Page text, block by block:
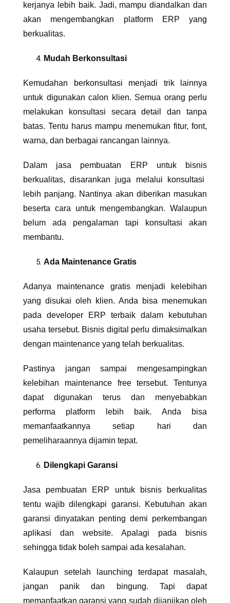
kerjanya lebih baik. Jadi, mampu diandalkan dan
akan mengembangkan platform ERP yang
berkualitas.
Mudah Berkonsultasi
Kemudahan berkonsultasi menjadi trik lainnya
untuk digunakan calon klien. Semua orang perlu
melakukan konsultasi secara detail dan tanpa
batas. Tentu harus mampu menemukan fitur, font,
warna, dan berbagai rancangan lainnya.
Dalam jasa pembuatan ERP untuk bisnis
berkualitas, disarankan juga melalui konsultasi
lebih panjang. Nantinya akan diberikan masukan
beserta cara untuk mengembangkan. Walaupun
belum ada pengalaman tapi konsultasi akan
membantu.
Ada Maintenance Gratis
Adanya maintenance gratis menjadi kelebihan
yang disukai oleh klien. Anda bisa menemukan
pada developer ERP terbaik dalam kebutuhan
usaha tersebut. Bisnis digital perlu dimaksimalkan
dengan maintenance yang telah berkualitas.
Pastinya jangan sampai mengesampingkan
kelebihan maintenance free tersebut. Tentunya
dapat digunakan terus dan menyebabkan
performa platform lebih baik. Anda bisa
memanfaatkannya setiap hari dan
pemeliharaannya dijamin tepat.
Dilengkapi Garansi
Jasa pembuatan ERP untuk bisnis
berkualitas
tentu wajib dilengkapi garansi. Kebutuhan akan
garansi dinyatakan penting demi perkembangan
aplikasi dan website. Apalagi pada bisnis
sehingga tidak boleh sampai ada kesalahan.
Kalaupun setelah launching terdapat masalah,
jangan panik dan bingung. Tapi dapat
memanfaatkan garansi yang sudah dijanjikan oleh